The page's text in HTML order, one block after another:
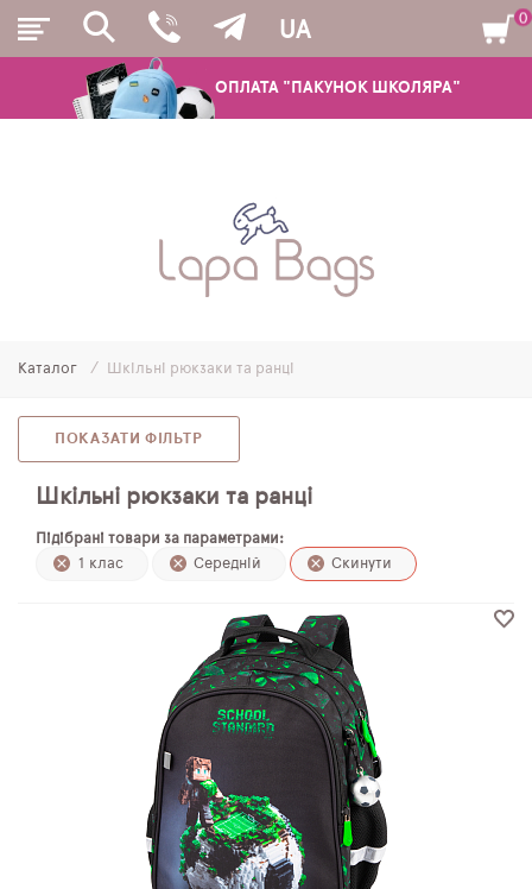
ОПЛАТА "ПАКУНОК ШКОЛЯРА"
UA
ШКІЛЬНІ РЮКЗАКИ ТА РАНЦІ
МОЛОДІЖНІ РЮКЗАКИ
ПЕНАЛИ
МІШКИ ДЛЯ ВЗУТТЯ
ПЛЯШКИ ДЛЯ ВОДИ
0
Каталог Шкільні рюкзаки та ранці
ПОКАЗАТИ ФІЛЬТР
Шкільні рюкзаки та ранці
Підібрані товари за параметрами:
1 клас
Середній Скинути